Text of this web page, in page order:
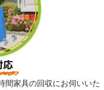
間家具の回収にお伺いいた